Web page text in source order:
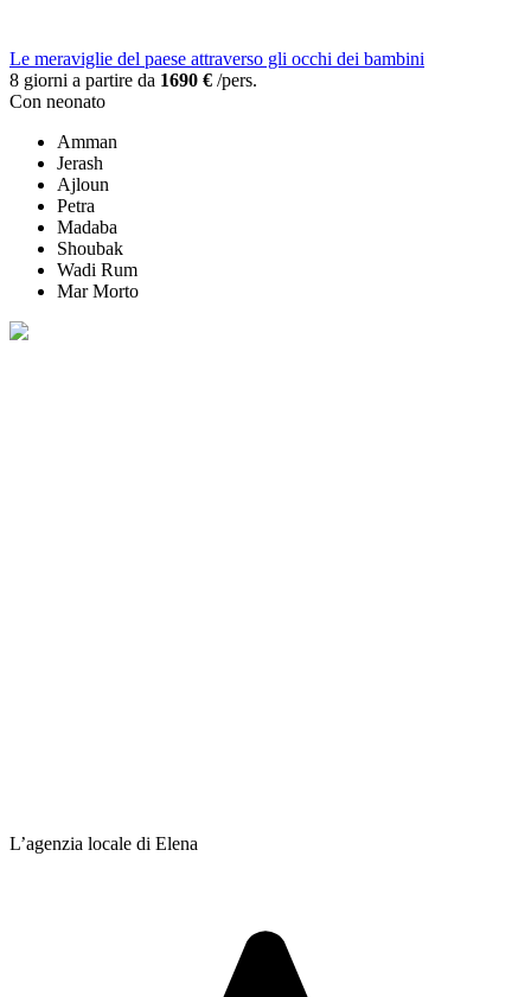
Le meraviglie del paese attraverso gli occhi dei bambini
8 giorni a partire da 1690 € /pers.
Con neonato
Amman
Jerash
Ajloun
Petra
Madaba
Shoubak
Wadi Rum
Mar Morto
L’agenzia locale di Elena